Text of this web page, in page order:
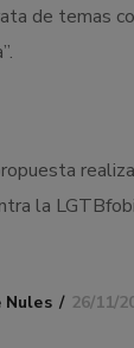
de temas
la
26/11/